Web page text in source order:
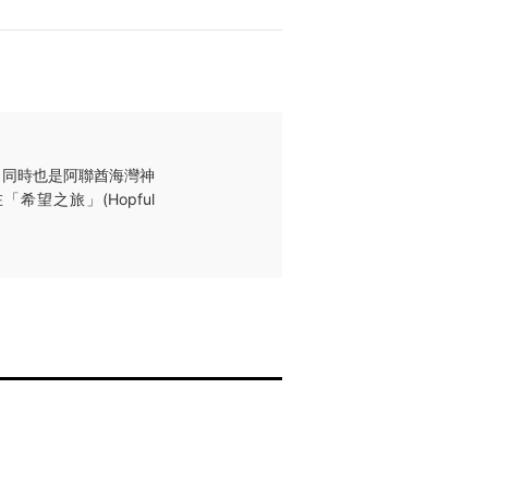
時也是阿聯酋海灣神
希望之旅」(Hopful